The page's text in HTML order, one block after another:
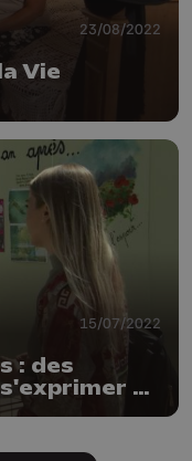
23/08/2022
Vie
15/07/2022
: des
et